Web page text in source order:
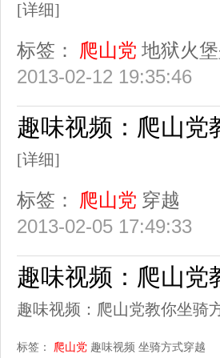
[详细]
标签： 爬山党 地狱火
2013-02-12 19:35:46
趣味视频：爬山党
[详细]
标签： 爬山党 穿越
2013-02-05 17:49:33
趣味视频：爬山党
趣味视频：爬山党教你坐骑
标签： 爬山党 趣味视频 坐骑方式穿越